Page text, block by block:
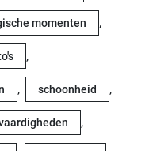
momenten ,
,
, schoonheid ,
,